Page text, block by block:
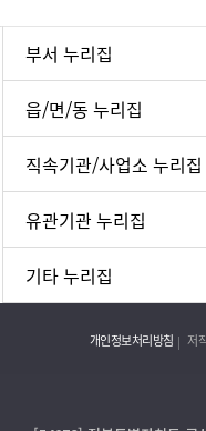
부서 누리집
읍/면/동 누리집
직속기관/사업소 누리집
유관기관 누리집
기타 누리집
개인정보처리방침 저